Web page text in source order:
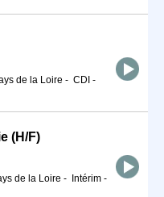
de la Loire - CDI -
(H/F)
de la Loire - Intérim -